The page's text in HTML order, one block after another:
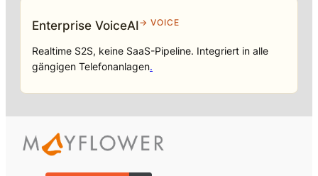
Enterprise VoiceAI→ VOICE
Realtime S2S, keine SaaS-Pipeline. Integriert in alle
gängigen Telefonanlagen.